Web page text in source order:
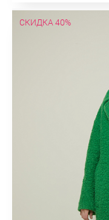
СКИДКА 40%